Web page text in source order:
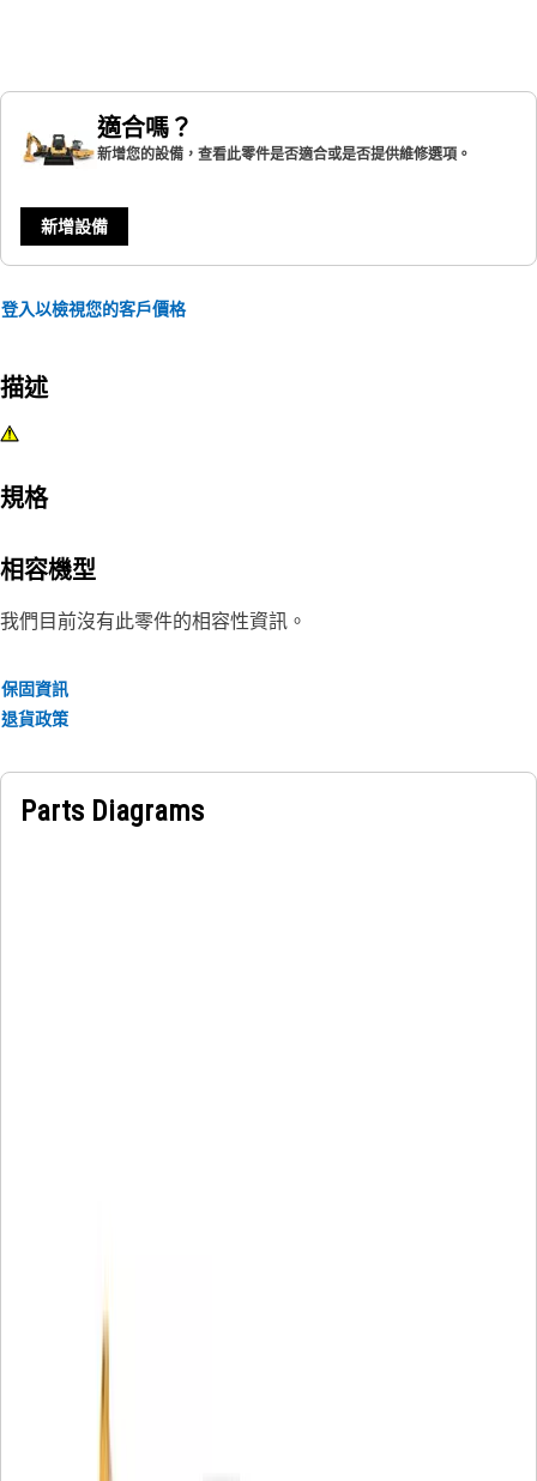
適合嗎？
新增您的設備，查看此零件是否適合或是否提供維修選項。
新增設備
登入以檢視您的客戶價格
描述
規格
相容機型
我們目前沒有此零件的相容性資訊。
保固資訊
退貨政策
Parts Diagrams